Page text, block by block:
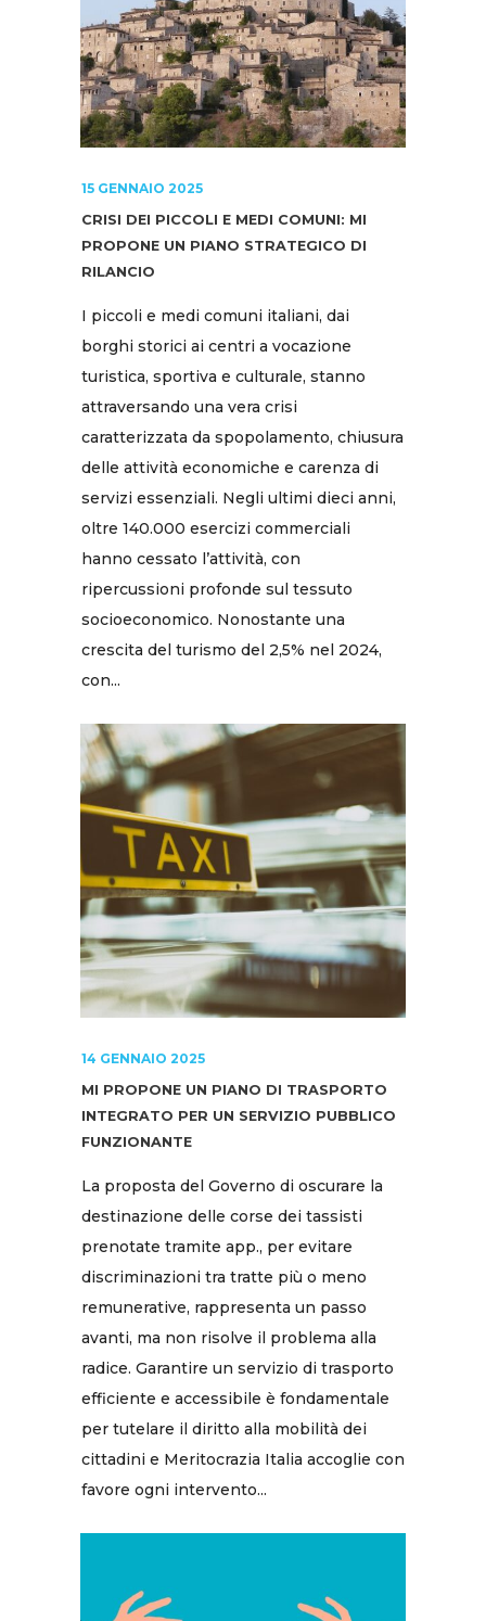
15 GENNAIO 2025
CRISI DEI PICCOLI E MEDI COMUNI: MI
PROPONE UN PIANO STRATEGICO DI
RILANCIO
I piccoli e medi comuni italiani, dai
borghi storici ai centri a vocazione
turistica, sportiva e culturale, stanno
attraversando una vera crisi
caratterizzata da spopolamento, chiusura
delle attività economiche e carenza di
servizi essenziali. Negli ultimi dieci anni,
oltre 140.000 esercizi commerciali
hanno cessato l’attività, con
ripercussioni profonde sul tessuto
socioeconomico. Nonostante una
crescita del turismo del 2,5% nel 2024,
con...
14 GENNAIO 2025
MI PROPONE UN PIANO DI TRASPORTO
INTEGRATO PER UN SERVIZIO PUBBLICO
FUNZIONANTE
La proposta del Governo di oscurare la
destinazione delle corse dei tassisti
prenotate tramite app., per evitare
discriminazioni tra tratte più o meno
remunerative, rappresenta un passo
avanti, ma non risolve il problema alla
radice. Garantire un servizio di trasporto
efficiente e accessibile è fondamentale
per tutelare il diritto alla mobilità dei
cittadini e Meritocrazia Italia accoglie con
favore ogni intervento...